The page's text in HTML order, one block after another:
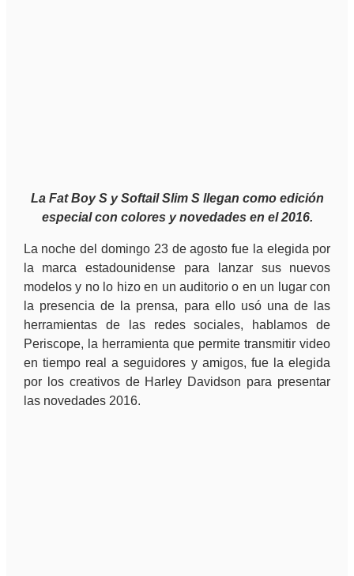
La Fat Boy S y Softail Slim S llegan como edición
especial con colores y novedades en el 2016.
La noche del domingo 23 de agosto fue la elegida por
la marca estadounidense para lanzar sus nuevos
modelos y no lo hizo en un auditorio o en un lugar con
la presencia de la prensa, para ello usó una de las
herramientas de las redes sociales, hablamos de
Periscope, la herramienta que permite transmitir video
en tiempo real a seguidores y amigos, fue la elegida
por los creativos de Harley Davidson para presentar
las novedades 2016.